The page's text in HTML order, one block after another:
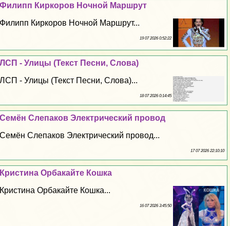
Филипп Киркоров Ночной Маршрут
Филипп Киркоров Ночной Маршрут...
19 07 2026 0:52:22
ЛСП - Улицы (Текст Песни, Слова)
ЛСП - Улицы (Текст Песни, Слова)...
18 07 2026 0:14:45
Семён Слепаков Электрический провод
Семён Слепаков Электрический провод...
17 07 2026 22:10:10
Кристина Орбакайте Кошка
Кристина Орбакайте Кошка...
16 07 2026 3:45:50